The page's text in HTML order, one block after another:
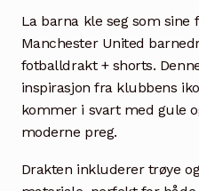
La barna kle seg som sine
Manchester United
fotballdrakt + shorts.
inspirasjon fra klubbens
kommer i svart med gule
moderne preg.
Drakten inkluderer trøye